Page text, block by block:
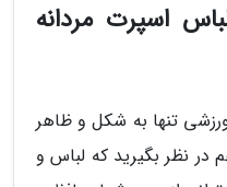
اسپرت مردانه
تنها به شکل و ظاهر
در نظر بگیرید که لباس و